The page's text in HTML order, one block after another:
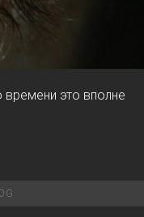
времени это вполне